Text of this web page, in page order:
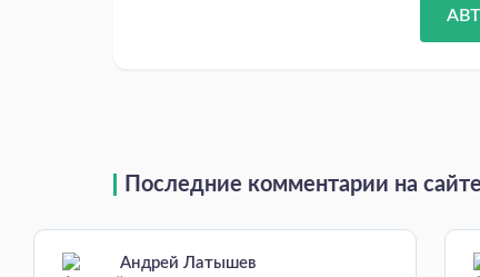
Последние комментарии на сайте
Андрей Латышев